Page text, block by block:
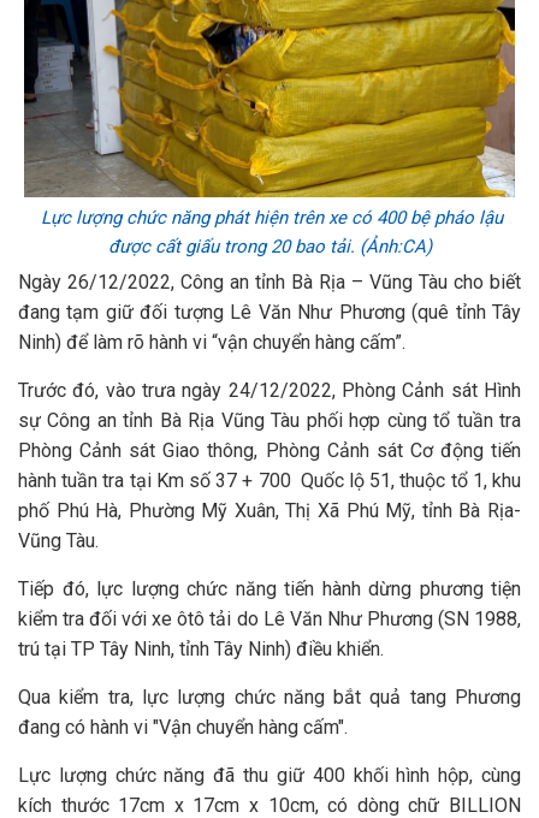
Lực lượng chức năng phát hiện trên xe có 400 bệ pháo lậu
được cất giấu trong 20 bao tải. (Ảnh:CA)
Ngày 26/12/2022, Công an tỉnh Bà Rịa – Vũng Tàu cho biết
đang tạm giữ đối tượng Lê Văn Như Phương (quê tỉnh Tây
Ninh) để làm rõ hành vi “vận chuyển hàng cấm”.
Trước đó, vào trưa ngày 24/12/2022, Phòng Cảnh sát Hình
sự Công an tỉnh Bà Rịa Vũng Tàu phối hợp cùng tổ tuần tra
Phòng Cảnh sát Giao thông, Phòng Cảnh sát Cơ động tiến
hành tuần tra tại Km số 37 + 700 Quốc lộ 51, thuộc tổ 1, khu
phố Phú Hà, Phường Mỹ Xuân, Thị Xã Phú Mỹ, tỉnh Bà Rịa-
Vũng Tàu.
Tiếp đó, lực lượng chức năng tiến hành dừng phương tiện
kiểm tra đối với xe ôtô tải do Lê Văn Như Phương (SN 1988,
trú tại TP Tây Ninh, tỉnh Tây Ninh) điều khiển.
Qua kiểm tra, lực lượng chức năng bắt quả tang Phương
đang có hành vi "Vận chuyển hàng cấm".
Lực lượng chức năng đã thu giữ 400 khối hình hộp, cùng
kích thước 17cm x 17cm x 10cm, có dòng chữ BILLION